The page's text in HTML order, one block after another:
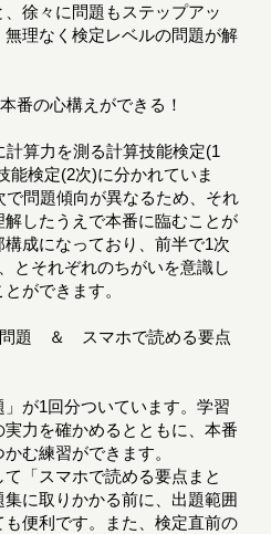
、徐々に問題もステップアッ
理なく検定レベルの問題が解
番の心構えができる！
算力を測る計算技能検定(1
能検定(2次)に分かれていま
問題傾向が異なるため、それ
したうえで本番に臨むことが
成になっており、前半で1次
とそれぞれのちがいを意識し
ができます。
問題 ＆ スマホで読める要点
が1回分ついています。学習
力を確かめるとともに、本番
む練習ができます。
「スマホで読める要点まと
に取りかかる前に、出題範囲
便利です。また、検定直前の